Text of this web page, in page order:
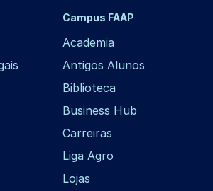
Campus FAAP
Academia
Antigos Alunos
Biblioteca
Business Hub
Carreiras
Liga Agro
Lojas